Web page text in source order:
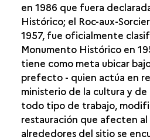
en 1986 que fuera
Histórico; el Roc-aux-
1957, fue oficialmente
Monumento Histórico en
tiene como meta ubicar
prefecto - quien actúa en
ministerio de la cultura y de
todo tipo de trabajo,
restauración que afecten al
alrededores del sitio se